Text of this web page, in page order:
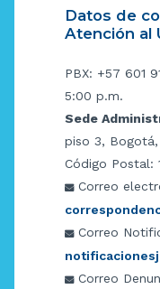
Datos de
Atención al
PBX: +57 601
5:00 p.m.
Sede
piso 3,
Código Postal:
Correo
Correo
Correo